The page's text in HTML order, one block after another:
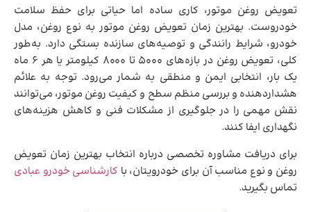
تعویض روغن موتور، کاری ساده اما حیاتی برای حفظ سلامت
خودروست. بهترین زمان تعویض روغن موتور به نوع روغن، مدل
خودرو، شرایط رانندگی و توصیه‌های سازنده بستگی دارد. به‌طور
کلی، تعویض روغن در بازه‌های ۵۰۰۰ تا ۸۰۰۰ کیلومتر یا هر ۶ ماه
یک بار، انتخابی ایمن و منطقی به شمار می‌رود. توجه به علائم
هشداردهنده و بررسی منظم سطح و کیفیت روغن موتور، می‌توانند
نقش مهمی را در جلوگیری از مشکلات فنی و کاهش هزینه‌های
نگهداری ایفا کنند.
برای دریافت مشاوره تخصصی درباره انتخاب بهترین زمان تعویض
روغن و نوع مناسب آن برای خودرویتان، با کارشناسی خودرو عبادی
تماس بگیرید.